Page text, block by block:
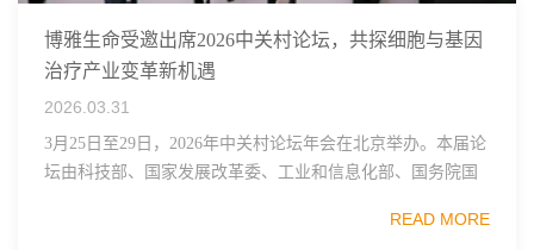
博雅生命受邀出席2026中关村论坛，共探细胞与基因
治疗产业变革新机遇
2026.03.31
3月25日至29日，2026年中关村论坛年会在北京举办。本届论
坛由科技部、国家发展改革委、工业和信息化部、国务院国
READ MORE